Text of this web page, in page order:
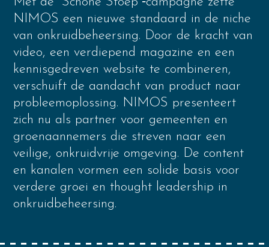
NIMOS een nieuwe standaard in de niche
van onkruidbeheersing. Door de kracht van
video, een verdiepend magazine en een
kennisgedreven website te combineren,
verschuift de aandacht van product naar
probleemoplossing. NIMOS presenteert
zich nu als partner voor gemeenten en
groenaannemers die streven naar een
veilige, onkruidvrije omgeving. De content
en kanalen vormen een solide basis voor
verdere groei en thought leadership in
onkruidbeheersing.